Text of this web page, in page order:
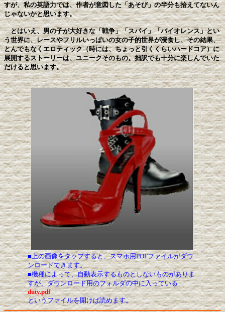
すが、私の英語力では、作者が意図した「あそび」の半分も拾えてないん
じゃないかと思います。
とはいえ、男の子が大好きな「戦争」「スパイ」「バイオレンス」とい
う世界に、レースやフリルいっぱいの女の子的世界が浸食し、その結果、
とんでもなくエロティック（時には、ちょっと引くくらいハードコア）に
展開するストーリーは、ユニークそのもの。拙訳でも十分に楽しんでいた
だけると思います。
■上の画像をタップすると、スマホ用PDFファイルがダウ
ンロードできます。
■機種によって、自動表示するものとしないものがありま
すが、ダウンロード用のフォルダの中に入っている
duty.pdf
というファイルを開けば読めます。